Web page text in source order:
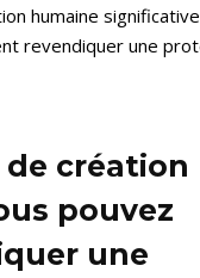
humaine
revendiquer une
création
pouvez
une